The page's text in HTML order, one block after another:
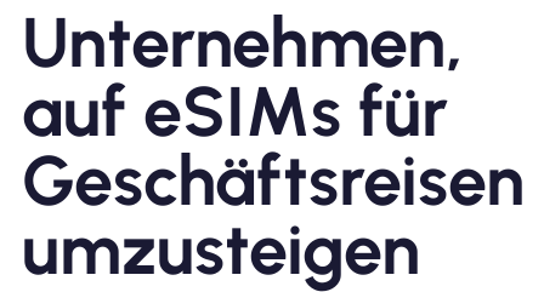
Über eSIM
Warum Nomad eSIM
Verwendung einer eSIM
Unternehmen,
auf eSIMs für
Geschäftsreisen
umzusteigen